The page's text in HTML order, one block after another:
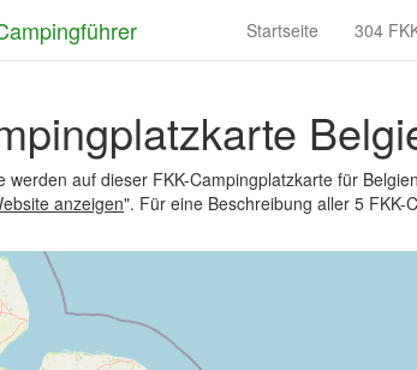
Startseite 304
werden auf dieser FKK-Campingplatzkarte für
anzeigen". Für eine Beschreibung aller 5 FKK-